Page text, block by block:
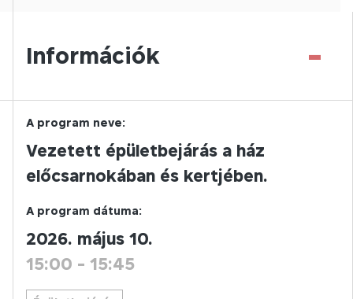
Információk -
A program neve:
Vezetett épületbejárás a ház
előcsarnokában és kertjében.
A program dátuma:
2026. május 10.
15:00 - 15:45